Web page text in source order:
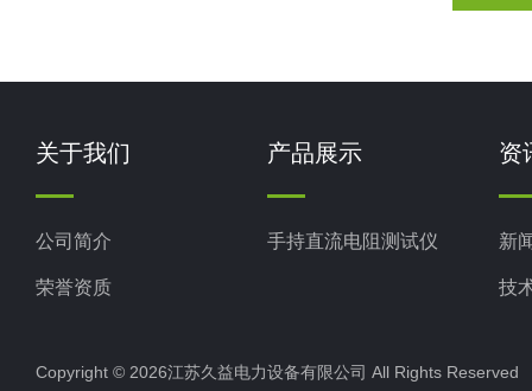
关于我们
公司简介
荣誉资质
产品展示
手持直流电阻测试仪
资
新
技
Copyright © 2026江苏久益电力设备有限公司 All Rights